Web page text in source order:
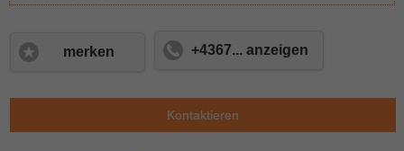
merken +4367... anzeigen
Kontaktieren